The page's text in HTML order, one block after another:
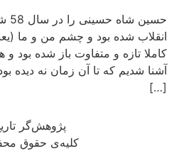
انقلاب شده بود و چشم من و ما
کاملا تازه و متفاوت باز شده بود و
آشنا شدیم که تا آن زمان نه دیده
[…]
پژوهش‌گر
کلیه‌ی حقوق